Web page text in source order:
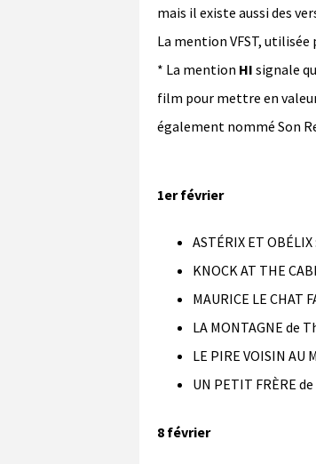
mais il existe aussi des
La mention VFST,
* La mention HI signale
film pour mettre en
également nommé Son
1er février
ASTÉRIX ET
KNOCK AT THE
MAURICE LE CHAT
LA MONTAGNE de
LE PIRE VOISIN AU
UN PETIT FRÈRE
8 février